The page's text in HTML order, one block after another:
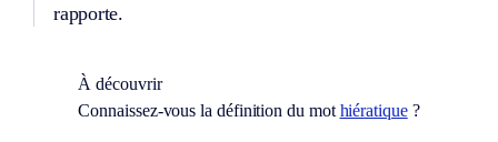
rapporte.
À découvrir
Connaissez-vous la définition du mot hiératique?